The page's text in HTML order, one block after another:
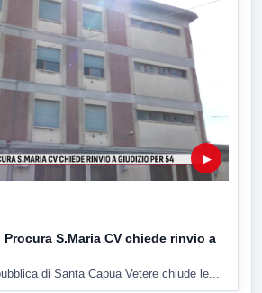
▶
S.Maria CV chiede rinvio a
di Santa Capua Vetere chiude le...